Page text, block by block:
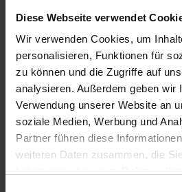
Diese Webseite verwendet
Wir verwenden Cookies, um
personalisieren, Funktionen für
zu können und die Zugriffe auf
analysieren. Außerdem geben wir
Verwendung unserer Website an
soziale Medien, Werbung und
Partner führen diese
weiteren Daten zusammen, die
Ihr aktueller Zustand: Ablehnen.
Einwilligung ändern
Die Cookie-Erklärung wurde das
Cookiebotaktualisiert:
Notwendig (15)
Notwendige Cookies helfen dabei,
machen, indem sie
und Zugriff auf sichere Bereiche